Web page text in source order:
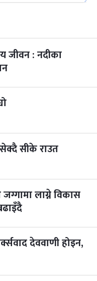
७ महिना बाँकी
जीवन : नदीका
सीके राउत
जग्गामा लाग्ने विकास
देववाणी होइन,